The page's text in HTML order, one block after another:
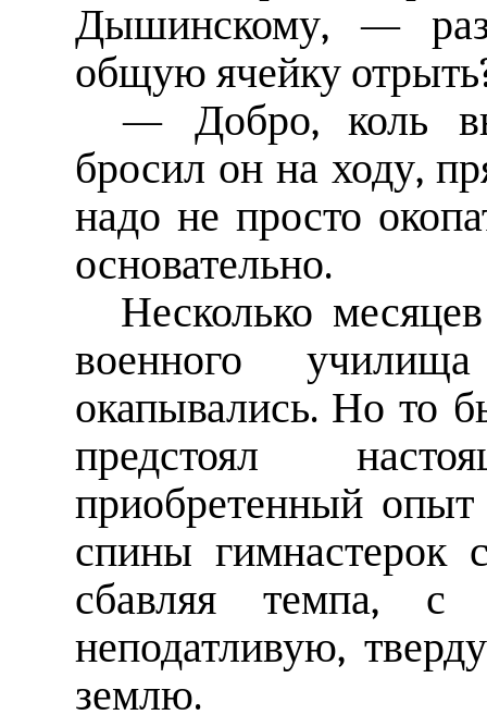
Дышинскому, —
общую ячейку
— Добро, коль
бросил он на ходу,
надо не просто
основательно.
Несколько
военного
окапывались. Но то
предстоял
приобретенный опыт
спины
сбавляя темпа, с
неподатливую,
землю.